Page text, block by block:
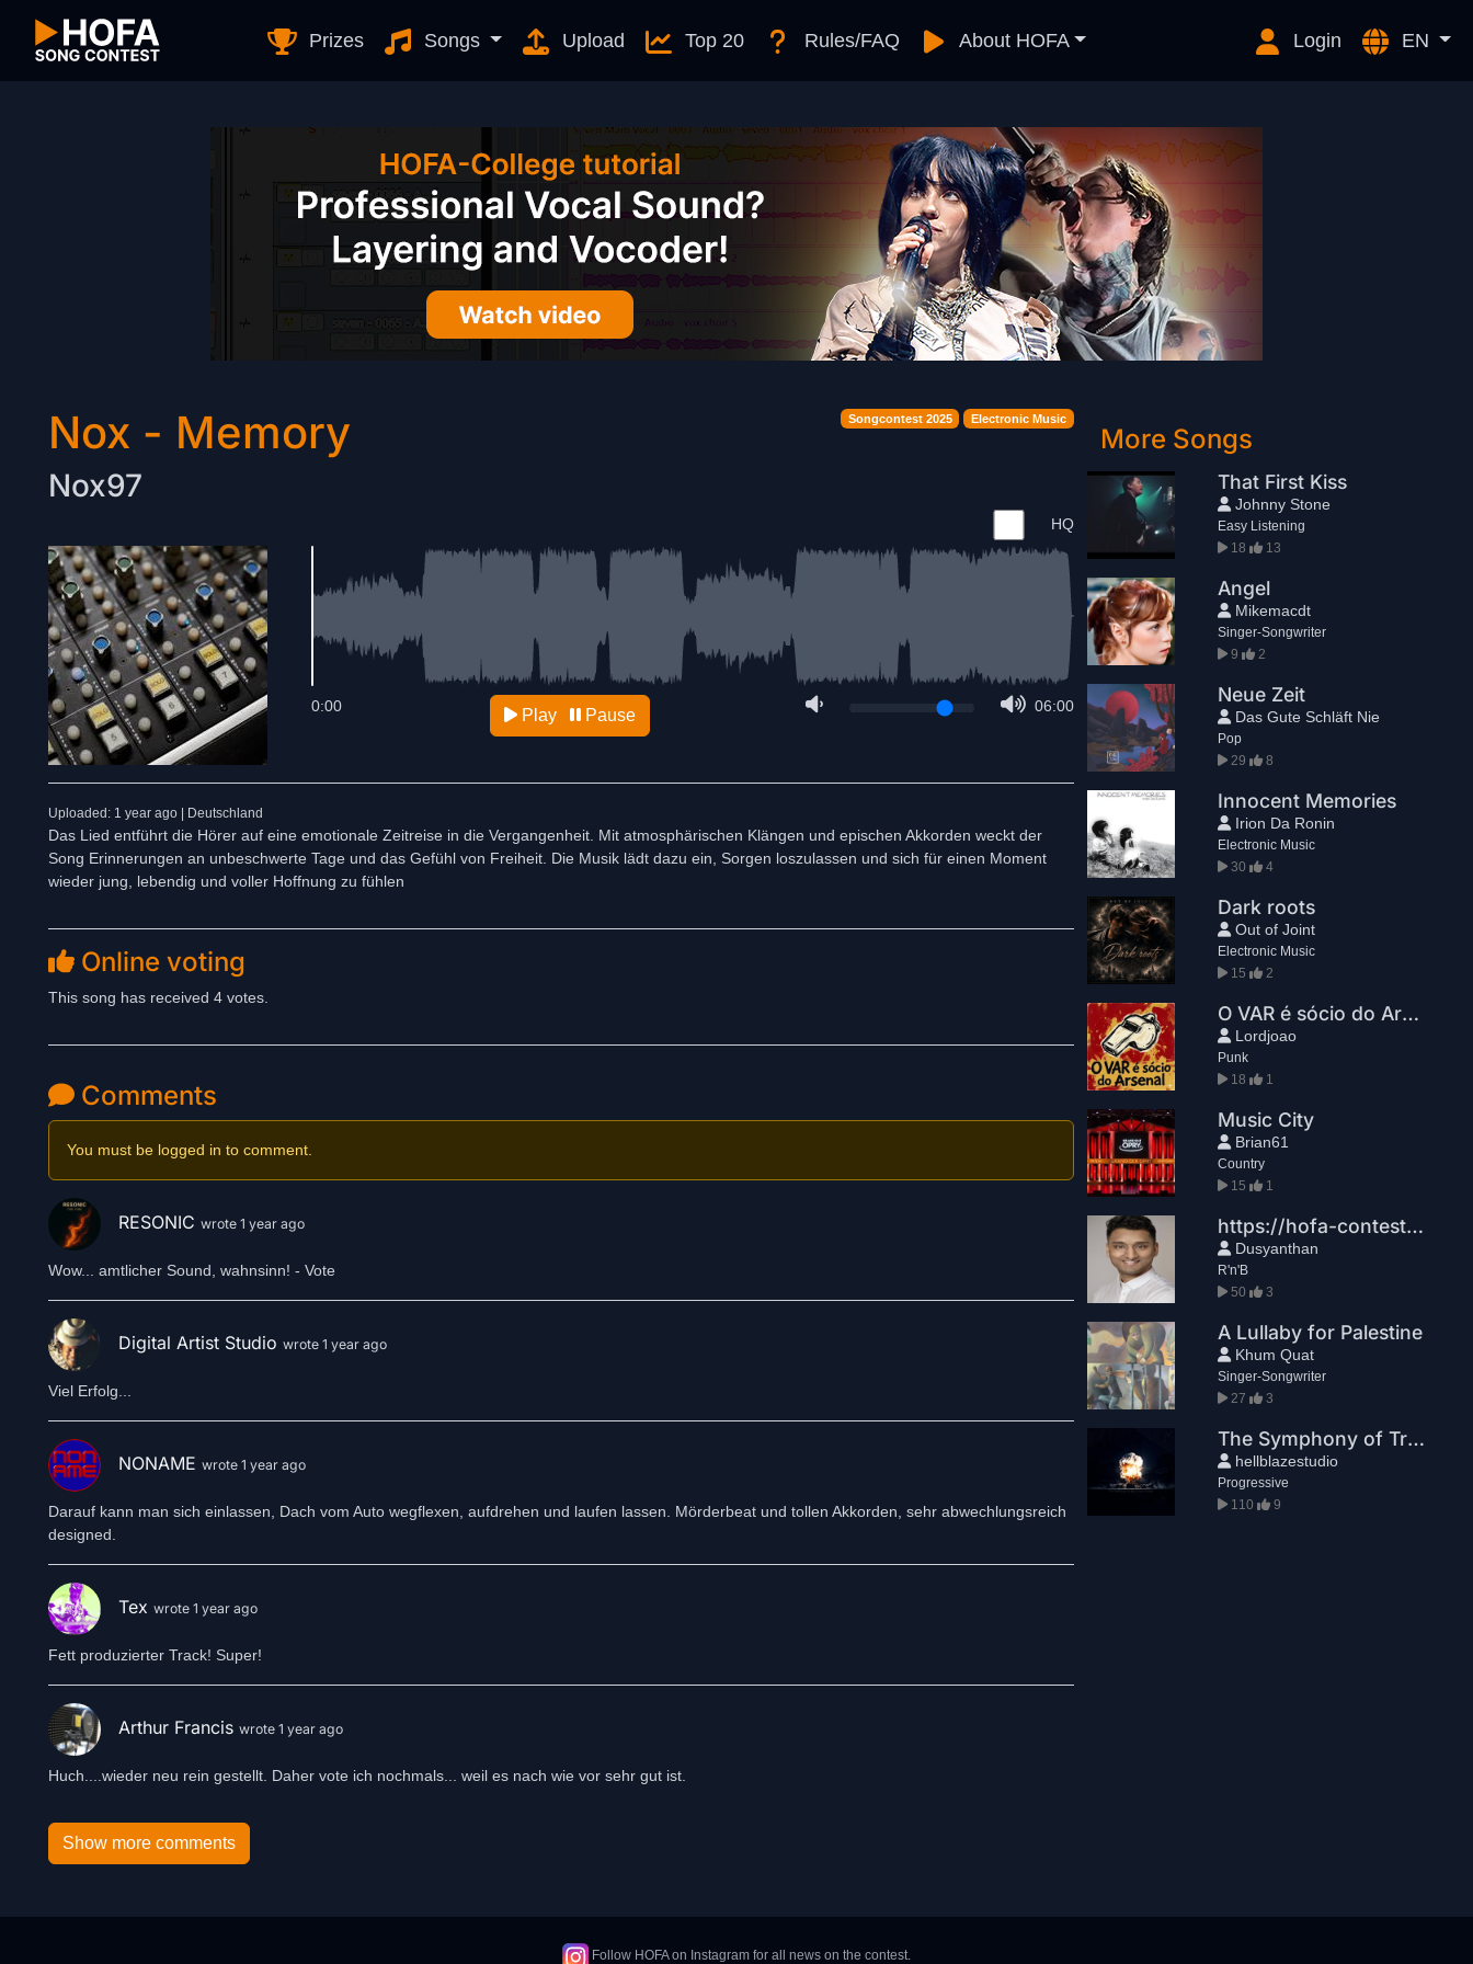
Prizes Songs Upload Top 20 Rules/FAQ About HOFA Login EN
Songcontest 2025 Electronic Music
Nox - Memory
Nox97
HQ
06:00
0:00 Play Pause
Uploaded: 1 year ago | Deutschland
Das Lied entführt die Hörer auf eine emotionale Zeitreise in die Vergangenheit. Mit atmosphärischen Klängen und epischen Akkorden weckt der
Song Erinnerungen an unbeschwerte Tage und das Gefühl von Freiheit. Die Musik lädt dazu ein, Sorgen loszulassen und sich für einen Moment
wieder jung, lebendig und voller Hoffnung zu fühlen
Online voting
This song has received 4 votes.
Comments
You must be logged in to comment.
RESONIC wrote 1 year ago
Wow... amtlicher Sound, wahnsinn! - Vote
Digital Artist Studio wrote 1 year ago
Viel Erfolg...
NONAME wrote 1 year ago
Darauf kann man sich einlassen, Dach vom Auto wegflexen, aufdrehen und laufen lassen. Mörderbeat und tollen Akkorden, sehr abwechlungsreich
designed.
Tex wrote 1 year ago
Fett produzierter Track! Super!
Arthur Francis wrote 1 year ago
Huch....wieder neu rein gestellt. Daher vote ich nochmals... weil es nach wie vor sehr gut ist.
Show more comments
More Songs
That First Kiss
Johnny Stone
Easy Listening
18
13
Angel
Mikemacdt
Singer-Songwriter
9
2
Neue Zeit
Das Gute Schläft Nie
Pop
29
8
Innocent Memories
Irion Da Ronin
Electronic Music
30
4
Dark roots
Out of Joint
Electronic Music
15
2
O VAR é sócio do Arsenal
Lordjoao
Punk
18
1
Music City
Brian61
Country
15
1
https://hofa-contest.com/?utm_source=brevo&utm_medium=email&utm_campaign=StudioNews%202026-06-12%20DEUTSCH
Dusyanthan
R'n'B
50
3
A Lullaby for Palestine
Khum Quat
Singer-Songwriter
27
3
The Symphony of Triumph
hellblazestudio
Progressive
110
9
Follow HOFA on Instagram for all news on the contest.